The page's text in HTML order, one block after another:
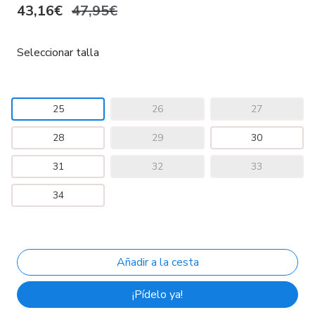
43,16€ 47,95€
Seleccionar talla
25 26 27
28 29 30
31 32 33
34
¡Pídelo ya!